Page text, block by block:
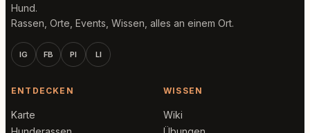
Hund.
Rassen, Orte, Events, Wissen, alles an einem Ort.
IG FB PI LI
ENTDECKEN
Karte
WISSEN
Wiki